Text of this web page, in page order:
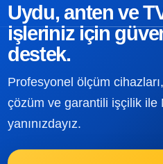
Uydu, anten ve
işleriniz için
destek.
Profesyonel ölçüm
çözüm ve garantili işçilik ile
yanınızdayız.